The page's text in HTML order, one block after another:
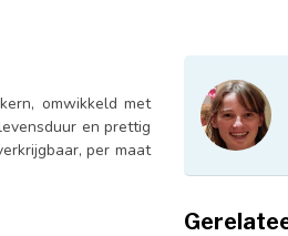
omwikkeld met
en prettig
per maat